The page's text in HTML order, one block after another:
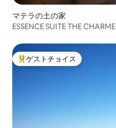
マテラの土の家
ESSENCE SUITE THE CHARME
大好評のゲストチョイスです。
ゲストチョイス